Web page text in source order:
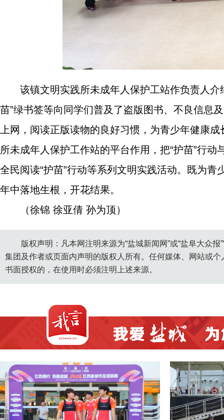
该镇文明实践所未成年人保护工站作负责人
苗”绿书签等向同学们普及了盗版图书、不良信息
上网，阅读正版读物的良好习惯，为青少年健康
所未成年人保护工作站的平台作用，把“护苗”行
全民阅读“护苗”行动等系列文明实践活动。既为
年中落地生根，开花结果。
（徐锦 徐亚倩 孙为顶）
版权声明：凡本网注明来源为“盐城新闻网”或“盐阜大众
集团及作者或页面内声明的版权人所有。任何媒体、网站或
书面授权的，在使用时必须注明上述来源。